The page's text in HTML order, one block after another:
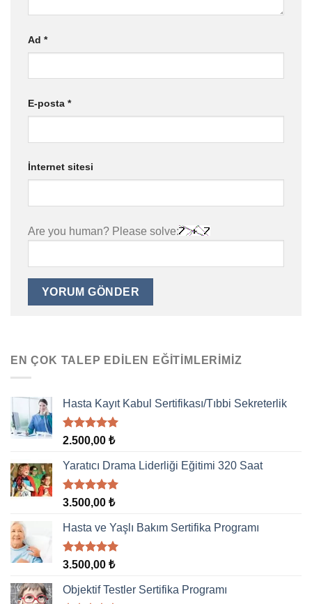
Ad *
E-posta *
İnternet sitesi
Are you human? Please solve:
EN ÇOK TALEP EDILEN EĞITIMLERIMIZ
Hasta Kayıt Kabul Sertifikası/Tıbbi Sekreterlik
5 üzerinden
aldı
2.500,00 ₺
Yaratıcı Drama Liderliği Eğitimi 320 Saat
5 üzerinden
aldı
3.500,00 ₺
Hasta ve Yaşlı Bakım Sertifika Programı
5 üzerinden
aldı
3.500,00 ₺
Objektif Testler Sertifika Programı